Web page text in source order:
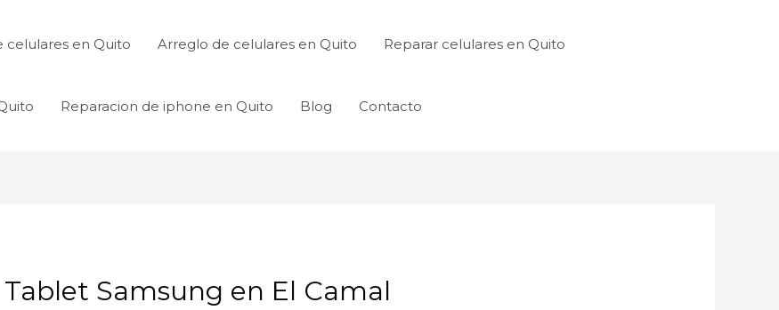
celulares en Quito Arreglo de celulares en Quito Reparar celulares en Quito
Reparacion de iphone en Quito Blog Contacto
Samsung en El Camal